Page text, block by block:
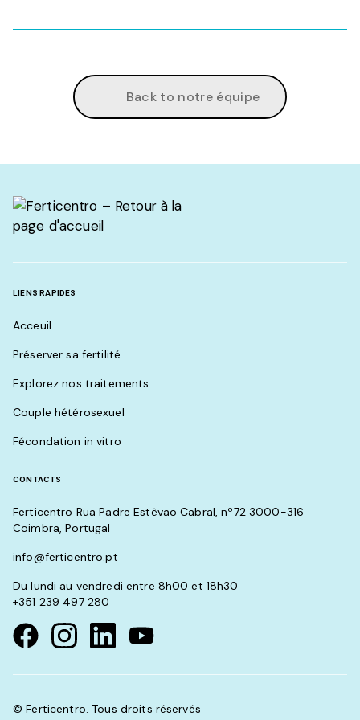
Back to notre équipe
LIENS RAPIDES
Acceuil
Préserver sa fertilité
Explorez nos traitements
Couple hétérosexuel
Fécondation in vitro
CONTACTS
Ferticentro Rua Padre Estêvão Cabral, nº72 3000-316
Coimbra, Portugal
info@ferticentro.pt
Du lundi au vendredi entre 8h00 et 18h30
+351 239 497 280
Visit our Facebook page
Visit our instagram page
Visit our linkedin page
Visit our youtube page
© Ferticentro. Tous droits réservés